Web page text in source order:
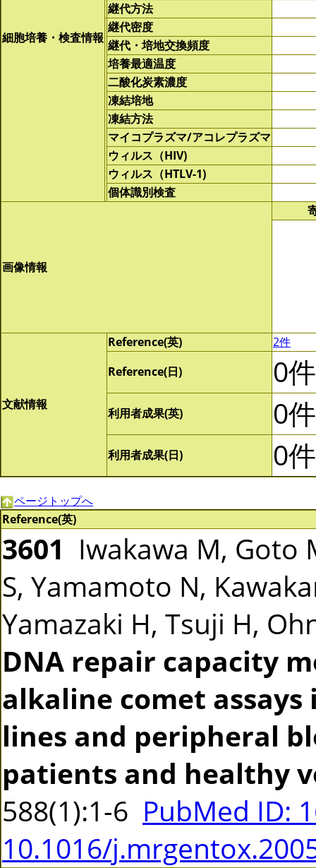
細胞培養・検査情報
継代方法
継代密度
継代・培地交換頻度
培養最適温度
二酸化炭素濃度
凍結培地
凍結方法
マイコプラズマ/アコレプラズマ
ウィルス（HIV)
ウィルス（HTLV-1)
個体識別検査
画像情報
文献情報
Reference(英)
2件
Reference(日)
0件
利用者成果(英) 0件
利用者成果(日) 0件
ページトップへ
Reference(英)
3601 Iwakawa M, Goto
S, Yamamoto N,
Yamazaki H, Tsuji H,
DNA repair capacity
alkaline comet
lines and peripheral
patients and healthy
588(1):1-6 PubMed ID:
10.1016/